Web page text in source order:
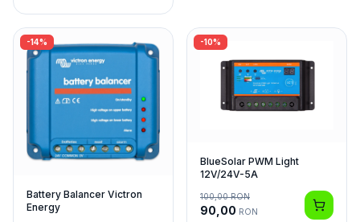
-14%
Battery Balancer Victron
Energy
-10%
BlueSolar PWM Light
12V/24V-5A
100,00RON
90,00 RON